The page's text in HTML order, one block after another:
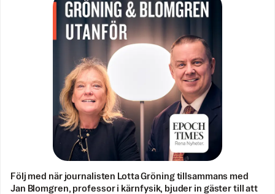
Följ med när journalisten Lotta Gröning tillsammans med
Jan Blomgren, professor i kärnfysik, bjuder in gäster till att